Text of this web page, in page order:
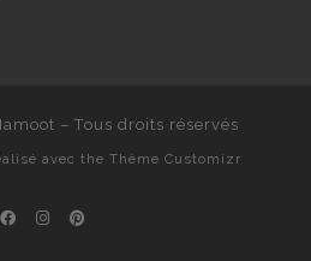
– Tous droits réservés
avec the Thème Customizr